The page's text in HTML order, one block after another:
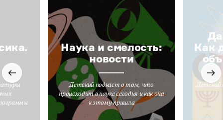
Наука и смелость:
новости
Детский подкаст о том, что
происходит в науке сегодня и как она
к этому пришла
Да
Как
Детский